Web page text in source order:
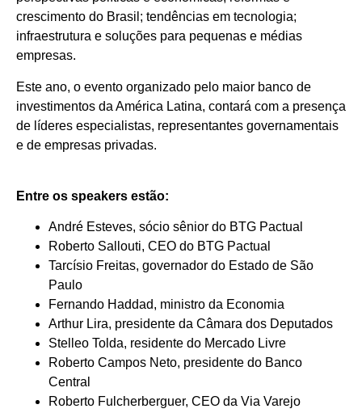
crescimento do Brasil; tendências em tecnologia;
infraestrutura e soluções para pequenas e médias
empresas.
Este ano, o evento organizado pelo maior banco de
investimentos da América Latina, contará com a presença
de líderes especialistas, representantes governamentais
e de empresas privadas.
Entre os speakers estão:
André Esteves, sócio sênior do BTG Pactual
Roberto Sallouti, CEO do BTG Pactual
Tarcísio Freitas, governador do Estado de São
Paulo
Fernando Haddad, ministro da Economia
Arthur Lira, presidente da Câmara dos Deputados
Stelleo Tolda, residente do Mercado Livre
Roberto Campos Neto, presidente do Banco
Central
Roberto Fulcherberguer, CEO da Via Varejo